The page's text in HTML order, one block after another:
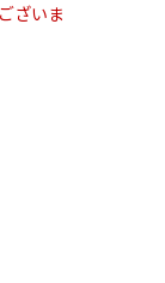
ざいま